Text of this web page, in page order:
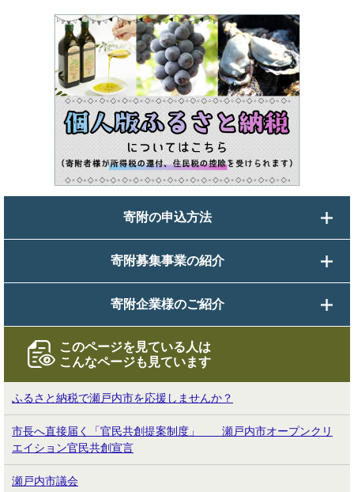
寄附の申込方法
寄附募集事業の紹介
寄附企業様のご紹介
このページを見ている人は
こんなページも見ています
ふるさと納税で瀬戸内市を応援しませんか？
市長へ直接届く「官民共創提案制度」 瀬戸内市オープンクリ
エイション官民共創宣言
瀬戸内市議会